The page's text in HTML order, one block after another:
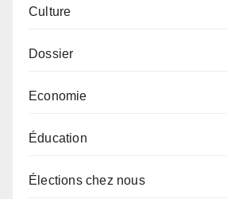
Culture
Dossier
Economie
Éducation
Élections chez nous